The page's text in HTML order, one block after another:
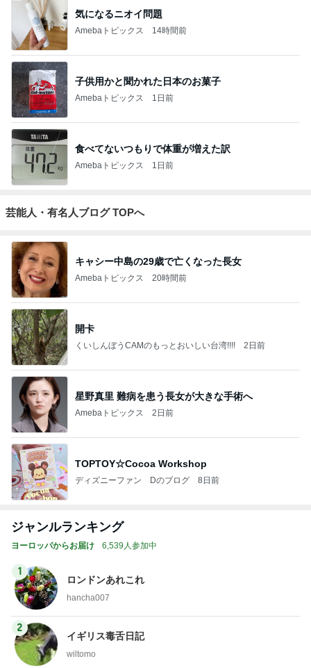
気になるニオイ問題
Amebaトピックス 14時間前
子供用かと聞かれた日本のお菓子
Amebaトピックス 1日前
食べてないつもりで体重が増えた訳
Amebaトピックス 1日前
芸能人・有名人ブログ TOPへ
キャシー中島の29歳で亡くなった長女
Amebaトピックス 20時間前
開卡
くいしんぼうCAMのもっとおいしい台湾!!!! 2日前
星野真里 難病を患う長女が大きな手術へ
Amebaトピックス 2日前
TOPTOY☆Cocoa Workshop
ディズニーファン Dのブログ 8日前
ジャンルランキング
ヨーロッパからお届け 6,539人参加中
1
ロンドンあれこれ
hancha007
2
イギリス毒舌日記
wiltomo